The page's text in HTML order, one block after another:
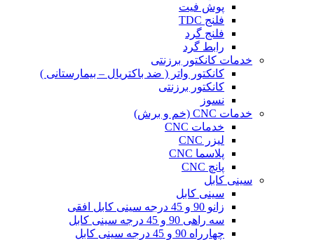
پوش فیت
فلنج TDC
فلنج گرد
رابط گرد
خدمات کانکتور برزنتی
کانکتور واتر ( ضد باکتریال – بیمارستانی )
کانکتور برزنتی
نسوز
خدمات CNC (خم و برش)
خدمات CNC
لیزر CNC
پلاسما CNC
پانچ CNC
سینی کابل
سینی کابل
زانو 90 و 45 درجه سینی کابل افقی
سه راهی 90 و 45 درجه سینی کابل
چهارراه 90 و 45 درجه سینی کابل